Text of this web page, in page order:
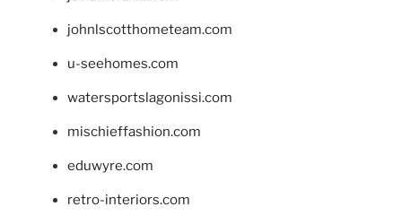
johnlscotthometeam.com
u-seehomes.com
watersportslagonissi.com
mischieffashion.com
eduwyre.com
retro-interiors.com